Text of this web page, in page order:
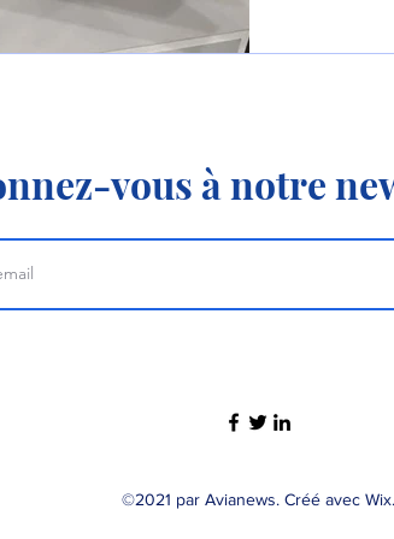
vous à notre
©2021 par Avianews. Créé avec